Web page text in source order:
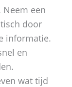
een
door
informatie.
en
wat tijd